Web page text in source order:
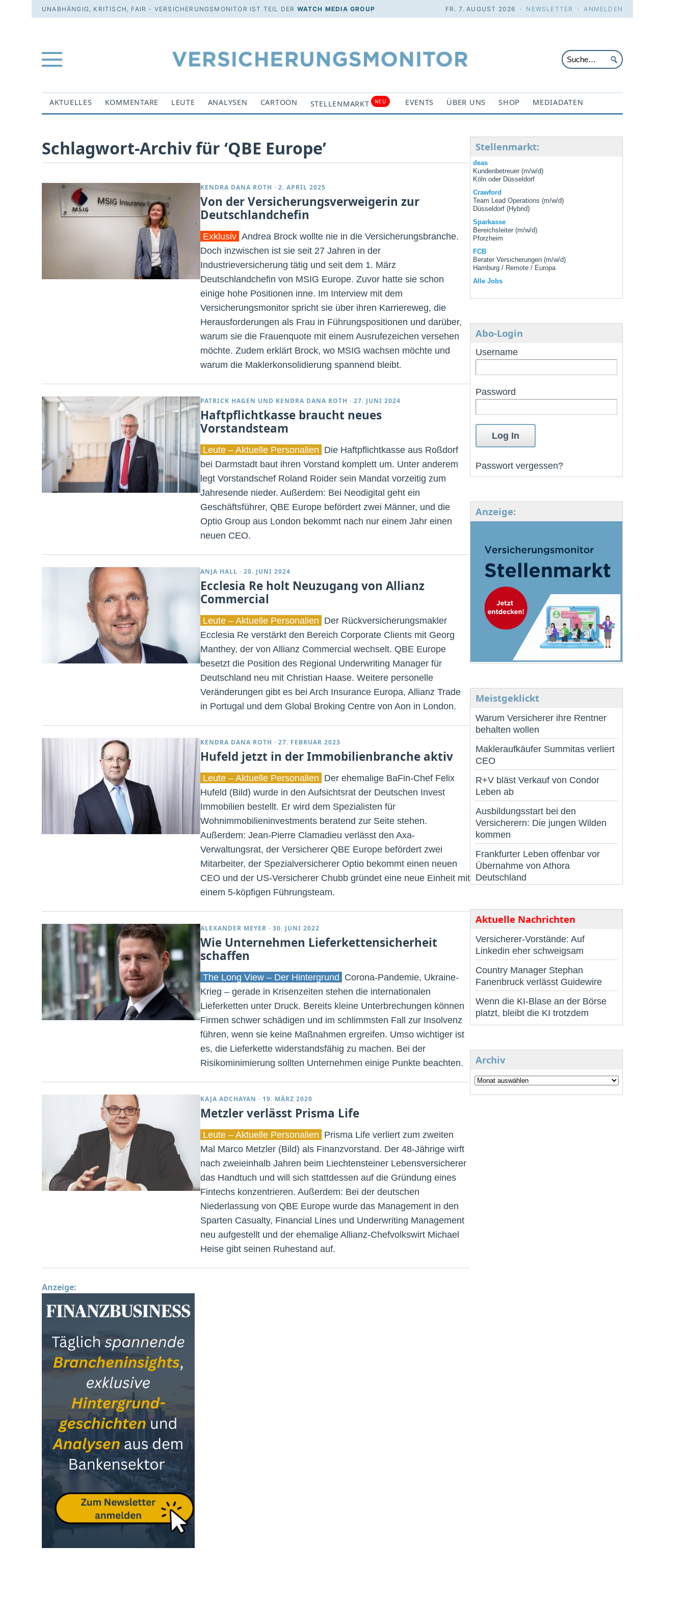
UNABHÄNGIG, KRITISCH, FAIR - VERSICHERUNGSMONITOR IST TEIL DER WATCH MEDIA GROUP FR. 7. AUGUST 2026 · NEWSLETTER ·ANMELDEN
AKTUELLES KOMMENTARE LEUTE ANALYSEN CARTOON STELLENMARKT NEU EVENTS ÜBER UNS SHOP MEDIADATEN
Schlagwort-Archiv für ‘QBE Europe’
KENDRA DANA ROTH · 2. APRIL 2025
Von der Versicherungsverweigerin zur
Deutschlandchefin
Exklusiv Andrea Brock wollte nie in die Versicherungsbranche.
Doch inzwischen ist sie seit 27 Jahren in der
Industrieversicherung tätig und seit dem 1. März
Deutschlandchefin von MSIG Europe. Zuvor hatte sie schon
einige hohe Positionen inne. Im Interview mit dem
Versicherungsmonitor spricht sie über ihren Karriereweg, die
Herausforderungen als Frau in Führungspositionen und darüber,
warum sie die Frauenquote mit einem Ausrufezeichen versehen
möchte. Zudem erklärt Brock, wo MSIG wachsen möchte und
warum die Maklerkonsolidierung spannend bleibt.
PATRICK HAGEN UND KENDRA DANA ROTH · 27. JUNI 2024
Haftpflichtkasse braucht neues
Vorstandsteam
Leute – Aktuelle Personalien Die Haftpflichtkasse aus Roßdorf
bei Darmstadt baut ihren Vorstand komplett um. Unter anderem
legt Vorstandschef Roland Roider sein Mandat vorzeitig zum
Jahresende nieder. Außerdem: Bei Neodigital geht ein
Geschäftsführer, QBE Europe befördert zwei Männer, und die
Optio Group aus London bekommt nach nur einem Jahr einen
neuen CEO.
ANJA HALL · 20. JUNI 2024
Ecclesia Re holt Neuzugang von Allianz
Commercial
Leute – Aktuelle Personalien Der Rückversicherungsmakler
Ecclesia Re verstärkt den Bereich Corporate Clients mit Georg
Manthey, der von Allianz Commercial wechselt. QBE Europe
besetzt die Position des Regional Underwriting Manager für
Deutschland neu mit Christian Haase. Weitere personelle
Veränderungen gibt es bei Arch Insurance Europa, Allianz Trade
in Portugal und dem Global Broking Centre von Aon in London.
KENDRA DANA ROTH · 27. FEBRUAR 2023
Hufeld jetzt in der Immobilienbranche aktiv
Leute – Aktuelle Personalien Der ehemalige BaFin-Chef Felix
Hufeld (Bild) wurde in den Aufsichtsrat der Deutschen Invest
Immobilien bestellt. Er wird dem Spezialisten für
Wohnimmobilieninvestments beratend zur Seite stehen.
Außerdem: Jean-Pierre Clamadieu verlässt den Axa-
Verwaltungsrat, der Versicherer QBE Europe befördert zwei
Mitarbeiter, der Spezialversicherer Optio bekommt einen neuen
CEO und der US-Versicherer Chubb gründet eine neue Einheit mit
einem 5-köpfigen Führungsteam.
ALEXANDER MEYER · 30. JUNI 2022
Wie Unternehmen Lieferkettensicherheit
schaffen
The Long View – Der Hintergrund Corona-Pandemie, Ukraine-
Krieg – gerade in Krisenzeiten stehen die internationalen
Lieferketten unter Druck. Bereits kleine Unterbrechungen können
Firmen schwer schädigen und im schlimmsten Fall zur Insolvenz
führen, wenn sie keine Maßnahmen ergreifen. Umso wichtiger ist
es, die Lieferkette widerstandsfähig zu machen. Bei der
Risikominimierung sollten Unternehmen einige Punkte beachten.
KAJA ADCHAYAN · 19. MÄRZ 2020
Metzler verlässt Prisma Life
Leute – Aktuelle Personalien Prisma Life verliert zum zweiten
Mal Marco Metzler (Bild) als Finanzvorstand. Der 48-Jährige wirft
nach zweieinhalb Jahren beim Liechtensteiner Lebensversicherer
das Handtuch und will sich stattdessen auf die Gründung eines
Fintechs konzentrieren. Außerdem: Bei der deutschen
Niederlassung von QBE Europe wurde das Management in den
Sparten Casualty, Financial Lines und Underwriting Management
neu aufgestellt und der ehemalige Allianz-Chefvolkswirt Michael
Heise gibt seinen Ruhestand auf.
Stellenmarkt:
deas
Kundenbetreuer (m/w/d)
Köln oder Düsseldorf
Crawford
Team Lead Operations (m/w/d)
Düsseldorf (Hybrid)
Sparkasse
Bereichsleiter (m/w/d)
Pforzheim
FCB
Berater Versicherungen (m/w/d)
Hamburg / Remote / Europa
Alle Jobs
Abo-Login
Username
Password
Passwort vergessen?
Anzeige:
Meistgeklickt
Warum Versicherer ihre Rentner
behalten wollen
Makleraufkäufer Summitas verliert
CEO
R+V bläst Verkauf von Condor
Leben ab
Ausbildungsstart bei den
Versicherern: Die jungen Wilden
kommen
Frankfurter Leben offenbar vor
Übernahme von Athora
Deutschland
Aktuelle Nachrichten
Versicherer-Vorstände: Auf
Linkedin eher schweigsam
Country Manager Stephan
Fanenbruck verlässt Guidewire
Wenn die KI-Blase an der Börse
platzt, bleibt die KI trotzdem
Archiv
Anzeige: